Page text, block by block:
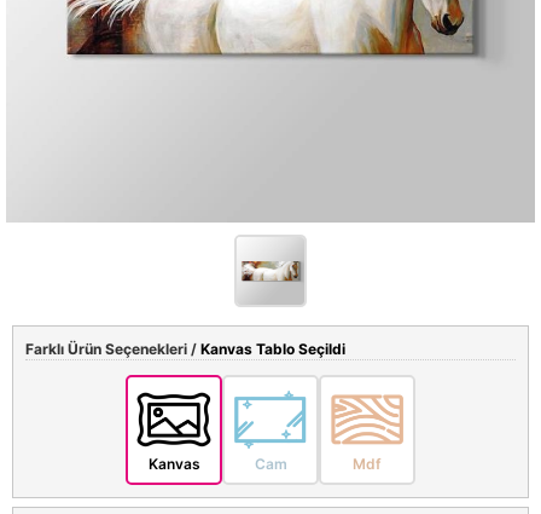
Farklı Ürün Seçenekleri / Kanvas Tablo Seçildi
Kanvas Cam Mdf